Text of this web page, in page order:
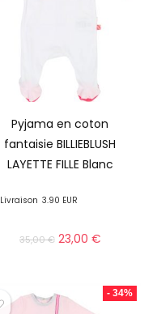
Pyjama en coton
fantaisie BILLIEBLUSH
LAYETTE FILLE Blanc
Livraison 3.90 EUR
35,00€ 23,00 €
- 34%